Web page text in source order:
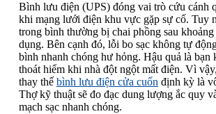
Bình lưu điện (UPS) đóng vai trò cứu cánh
khi mạng lưới điện khu vực gặp sự cố. Tuy
trong bình thường bị chai phồng sau
dụng. Bên cạnh đó, lỗi bo sạc không tự
bình nhanh chóng hư hỏng. Hậu quả là bạn
thoát hiểm khi nhà đột ngột mất điện. Vì
thay thế bình lưu điện cửa cuốn định kỳ là
Thợ kỹ thuật sẽ đo đạc dung lượng ắc quy
mạch sạc nhanh chóng.